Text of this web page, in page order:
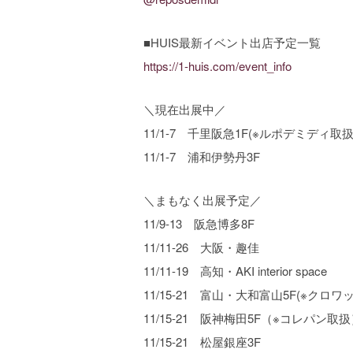
■HUIS最新イベント出店予定一覧
https://1-huis.com/event_info
＼現在出展中／
11/1-7 千里阪急1F(※ルポデミディ取
11/1-7 浦和伊勢丹3F
＼まもなく出展予定／
11/9-13 阪急博多8F
11/11-26 大阪・趣佳
11/11-19 高知・AKI interior space
11/15-21 富山・大和富山5F(※クロワ
11/15-21 阪神梅田5F（※コレパン取扱
11/15-21 松屋銀座3F